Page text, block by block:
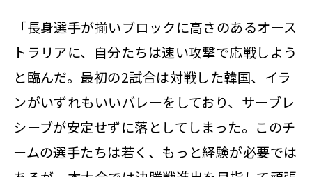
「長身選手が揃いブロックに高さのあるオース
トラリアに、自分たちは速い攻撃で応戦しよう
と臨んだ。最初の2試合は対戦した韓国、イラ
ンがいずれもいいバレーをしており、サーブレ
シーブが安定せずに落としてしまった。このチ
ームの選手たちは若く、もっと経験が必要では